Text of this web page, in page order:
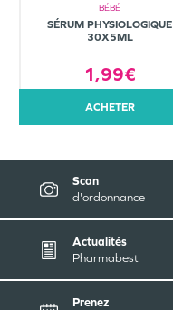
BÉBÉ
SÉRUM PHYSIOLOGIQUE
30X5ML
1,99€
ACHETER
Scan
d'ordonnance
Actualités
Pharmabest
Prenez